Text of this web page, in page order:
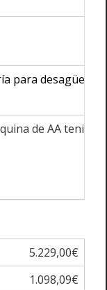
para desagüe de
de AA
5.229,00€
1.098,09€